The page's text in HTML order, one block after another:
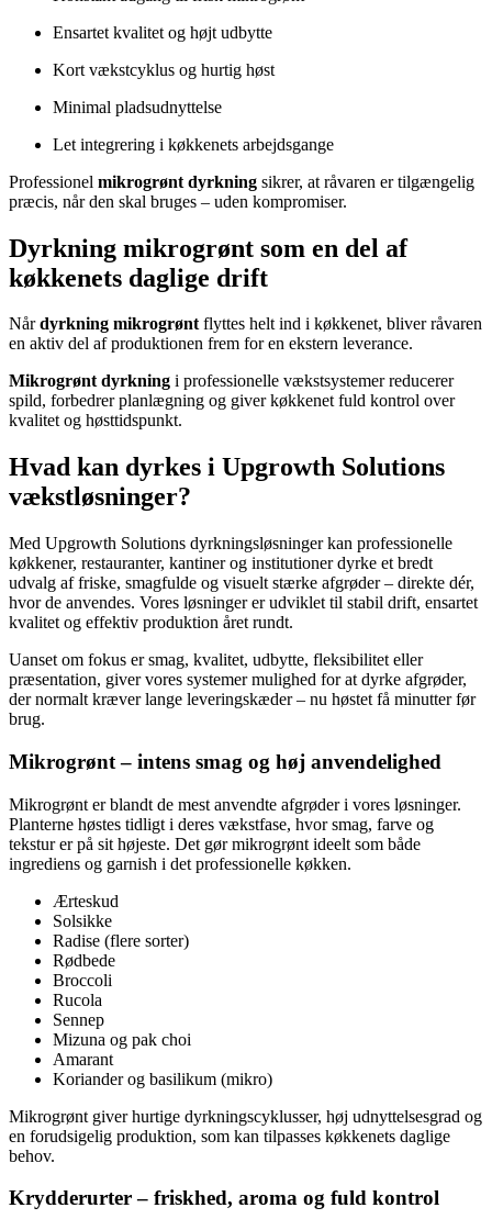
Ensartet kvalitet og højt udbytte
Kort vækstcyklus og hurtig høst
Minimal pladsudnyttelse
Let integrering i køkkenets arbejdsgange
Professionel mikrogrønt dyrkning sikrer, at råvaren er tilgængelig
præcis, når den skal bruges – uden kompromiser.
Dyrkning mikrogrønt som en del af
køkkenets daglige drift
Nårdyrkning mikrogrøntflyttes helt ind i køkkenet, bliver råvaren
en aktiv del af produktionen frem for en ekstern leverance.
Mikrogrønt dyrkning i professionelle vækstsystemer reducerer
spild, forbedrer planlægning og giver køkkenet fuld kontrol over
kvalitet og høsttidspunkt.
Hvad kan dyrkes i Upgrowth Solutions
vækstløsninger?
Med Upgrowth Solutions dyrkningsløsninger kan professionelle
køkkener, restauranter, kantiner og institutioner dyrke et bredt
udvalg af friske, smagfulde og visuelt stærke afgrøder – direkte dér,
hvor de anvendes. Vores løsninger er udviklet til stabil drift, ensartet
kvalitet og effektiv produktion året rundt.
Uanset om fokus er smag, kvalitet, udbytte, fleksibilitet eller
præsentation, giver vores systemer mulighed for at dyrke afgrøder,
der normalt kræver lange leveringskæder – nu høstet få minutter før
brug.
Mikrogrønt – intens smag og høj anvendelighed
Mikrogrønt er blandt de mest anvendte afgrøder i vores løsninger.
Planterne høstes tidligt i deres vækstfase, hvor smag, farve og
tekstur er på sit højeste. Det gør mikrogrønt ideelt som både
ingrediens og garnish i det professionelle køkken.
Ærteskud
Solsikke
Radise (flere sorter)
Rødbede
Broccoli
Rucola
Sennep
Mizuna og pak choi
Amarant
Koriander og basilikum (mikro)
Mikrogrønt giver hurtige dyrkningscyklusser, høj udnyttelsesgrad og
en forudsigelig produktion, som kan tilpasses køkkenets daglige
behov.
Krydderurter – friskhed, aroma og fuld kontrol